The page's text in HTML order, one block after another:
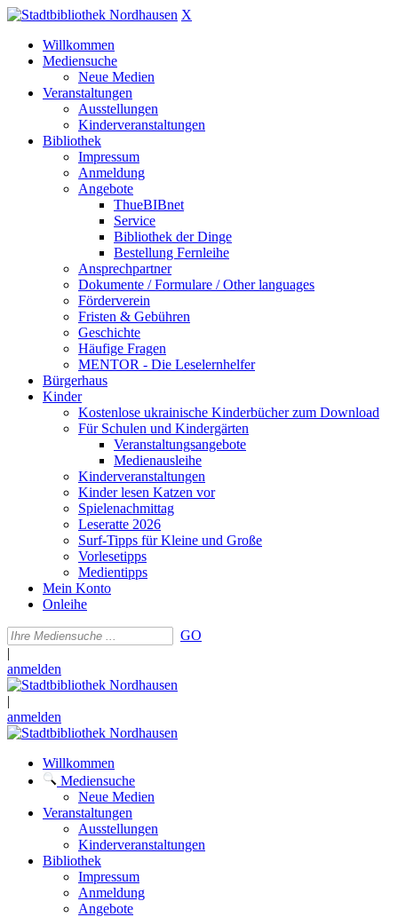
X
Willkommen
Mediensuche
Neue Medien
Veranstaltungen
Ausstellungen
Kinderveranstaltungen
Bibliothek
Impressum
Anmeldung
Angebote
ThueBIBnet
Service
Bibliothek der Dinge
Bestellung Fernleihe
Ansprechpartner
Dokumente / Formulare / Other languages
Förderverein
Fristen & Gebühren
Geschichte
Häufige Fragen
MENTOR - Die Leselernhelfer
Bürgerhaus
Kinder
Kostenlose ukrainische Kinderbücher zum Download
Für Schulen und Kindergärten
Veranstaltungsangebote
Medienausleihe
Kinderveranstaltungen
Kinder lesen Katzen vor
Spielenachmittag
Leseratte 2026
Surf-Tipps für Kleine und Große
Vorlesetipps
Medientipps
Mein Konto
Onleihe
GO
|
anmelden
|
anmelden
Willkommen
Mediensuche
Neue Medien
Veranstaltungen
Ausstellungen
Kinderveranstaltungen
Bibliothek
Impressum
Anmeldung
Angebote